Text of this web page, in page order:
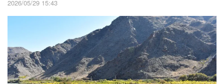
2026/05/29 15:43